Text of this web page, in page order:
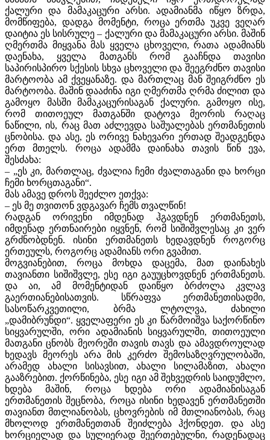
ქალური და მამაკაცური არსი. ადამიანმა იწყო ზრდა,
მომწიფება, დადგა მომენტი, როცა ერთმა უკვე ვეღარ
დაიტია ეს სისრულე – ქალური და მამაკაცური არსი. მაშინ
ღმერთმა მიყვანა მას ყველა ცხოველი, რათა ადამიანს
დაენახა, ყველა მათგანს რომ გააჩნდა თავისი
საპირისპირო სქესის სხვა ცხოველი და შეეგრძნო თავისი
მარტოობა ამ ქვეყანაზე. და მართლაც მან შეიგრძნო ეს
მარტოობა. მაშინ დააძინა იგი ღმერთმა ღრმა ძილით და
გამოყო მასში მამაკაცურისაგან ქალური. გამოყო ისე,
რომ თითოეულ მათგანში დატოვა მეორის რაღაც
ნაწილი, ის, რაც მათ აძლევდა საშუალებას ერთმანეთის
ცნობისა. და ასე, ეს ორივე ნახევარი ერთად შეადგენდა
ერთ მთელს. როცა ადამმა დაინახა თავის წინ ევა,
შესძახა:
– „ეს კი, მართლაც, ძვალია ჩემი ძვალთაგანი და ხორცი
ჩემი ხორცთაგანი“.
მას ამავე დროს შეეძლო ეთქვა:
– ეს მე თვითონ ვდგავარ ჩემს თვალწინ!
რადგან ორივენი იმდენად ჰგავდნენ ერთმანეთს,
იმდენად ერთნაირები იყვნენ, რომ სიშიშვლესაც კი ვერ
გრძნობდნენ. ისინი ერთმანეთს ხედავდნენ როგორც
ერთეულს, როგორც ადამიანს ორი გვამით.
მოგვიანებით, როცა მოხდა დაცემა, მათ დაინახეს
თავიანთი სიშიშვლე, ესე იგი გაუუცხოვდნენ ერთმანეთს.
და აი, ამ მომენტიდან დაიწყო ბრძოლა კვლავ
გაერთიანებისათვის. სწრაფვა ერთმანეთისადმი,
სასოწარკვეთილი, ბრმა ლტოლვა, ძახილი
„დამიბრუნდი“. ყველაფერი ეს კი წარმოიშვა საქორწინო
სიყვარულში, ორი ადამიანის სიყვარულში, თითოეული
მათგანი ცნობს მეორეში თავის თავს და ამავდროულად
ხედავს მეორეს არა მის კერძო შემოსაზღვრულობაში,
არამედ ახალი სისავსით, ახალი სილამაზით, ახალი
გააზრებით. ქორწინება, ესე იგი ამ შეხვედრის საიდუმლო,
ხდება მაშინ, როცა ხდება ორი ადამიანისაგან
ერთმანეთის შეცნობა, როცა ისინი ხედავენ ერთმანეთში
თავიანთ მთლიანობას, ცხოვრების იმ მთლიანობას, რაც
მხოლოდ ერთმანეთთან შეიძლება ჰქონდეთ. და ასე
ხორციელად და სულიერად შეერთებულნი, რადენადაც